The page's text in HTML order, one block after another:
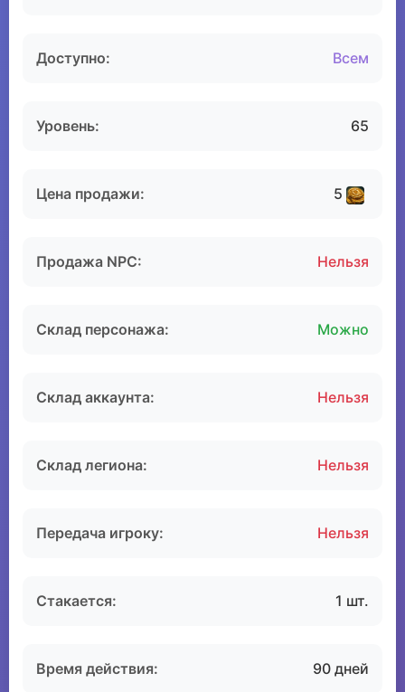
Доступно: Всем
Уровень: 65
Цена продажи: 5
Продажа NPC: Нельзя
Склад персонажа: Можно
Склад аккаунта: Нельзя
Склад легиона: Нельзя
Передача игроку: Нельзя
Стакается: 1 шт.
Время действия: 90 дней